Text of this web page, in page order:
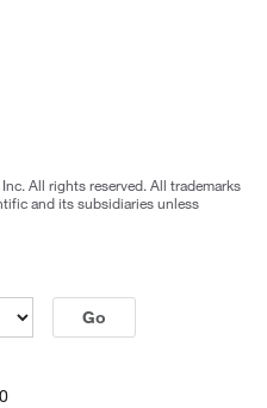
All rights reserved. All trademarks
and its subsidiaries unless
Go